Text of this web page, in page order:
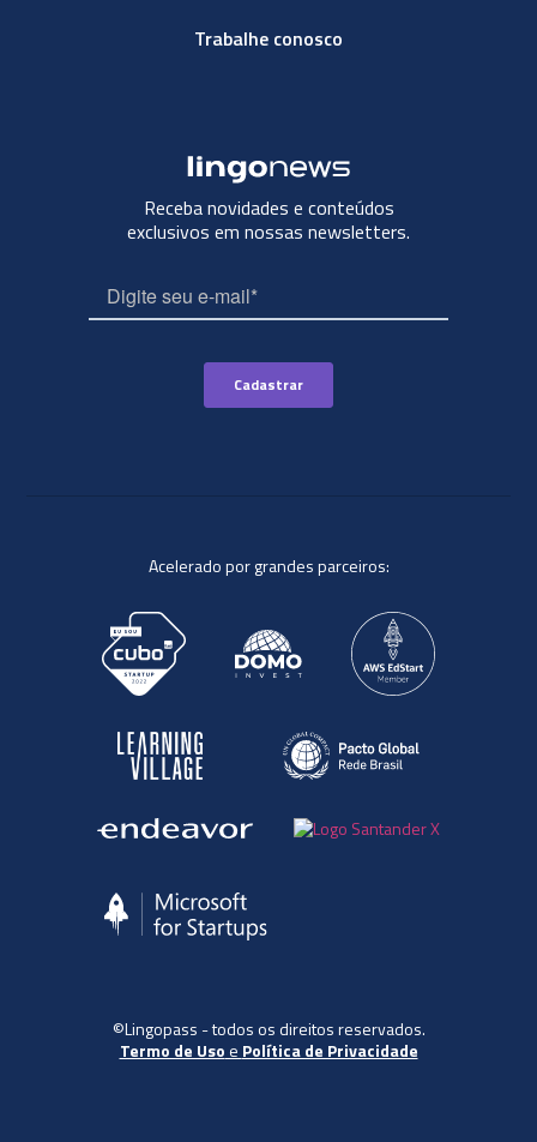
Trabalhe conosco
Receba novidades e conteúdos
exclusivos em nossas newsletters.
Acelerado por grandes parceiros:
©Lingopass - todos os direitos reservados.
Termo de Uso e Política de Privacidade